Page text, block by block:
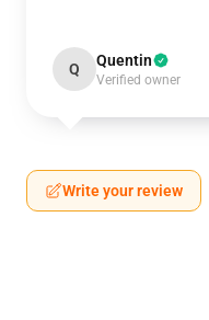
Q Quentin
Verified owner
Write your review